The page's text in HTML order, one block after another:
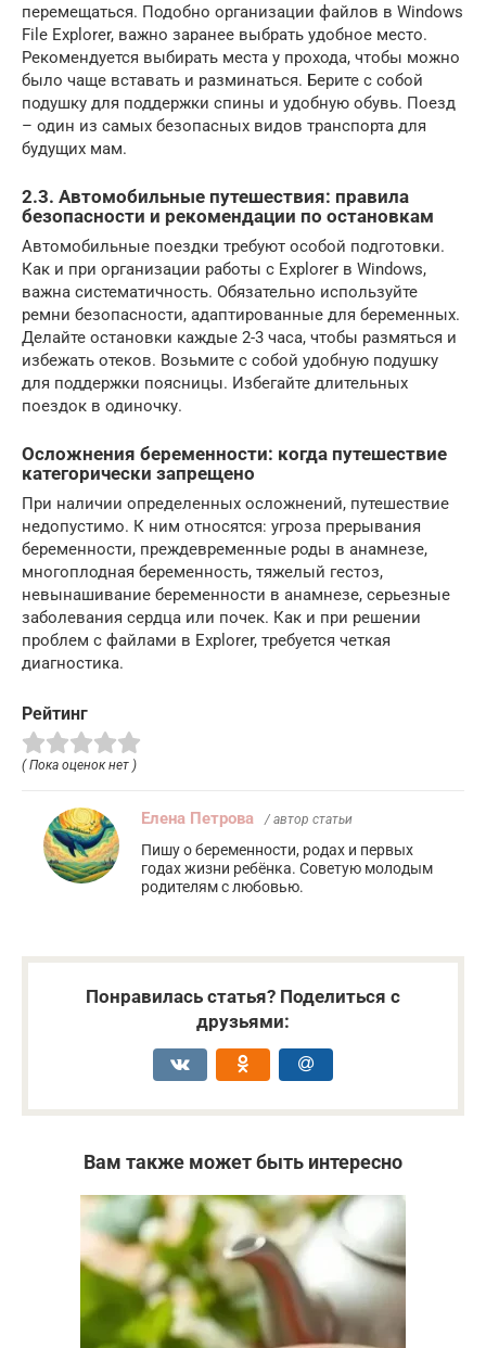
перемещаться. Подобно организации файлов в Windows
File Explorer, важно заранее выбрать удобное место.
Рекомендуется выбирать места у прохода, чтобы можно
было чаще вставать и разминаться. Берите с собой
подушку для поддержки спины и удобную обувь. Поезд
– один из самых безопасных видов транспорта для
будущих мам.
2.3. Автомобильные путешествия: правила
безопасности и рекомендации по остановкам
Автомобильные поездки требуют особой подготовки.
Как и при организации работы с Explorer в Windows,
важна систематичность. Обязательно используйте
ремни безопасности, адаптированные для беременных.
Делайте остановки каждые 2-3 часа, чтобы размяться и
избежать отеков. Возьмите с собой удобную подушку
для поддержки поясницы. Избегайте длительных
поездок в одиночку.
Осложнения беременности: когда путешествие
категорически запрещено
При наличии определенных осложнений, путешествие
недопустимо. К ним относятся: угроза прерывания
беременности, преждевременные роды в анамнезе,
многоплодная беременность, тяжелый гестоз,
невынашивание беременности в анамнезе, серьезные
заболевания сердца или почек. Как и при решении
проблем с файлами в Explorer, требуется четкая
диагностика.
Рейтинг
( Пока оценок нет )
Елена Петрова / автор статьи
Пишу о беременности, родах и первых
годах жизни ребёнка. Советую молодым
родителям с любовью.
Понравилась статья? Поделиться с
друзьями:
Вам также может быть интересно